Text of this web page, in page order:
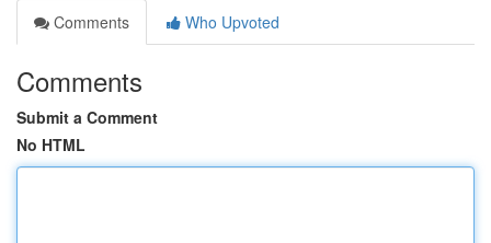
Comments
Who Upvoted
Comments
Submit a Comment
No HTML